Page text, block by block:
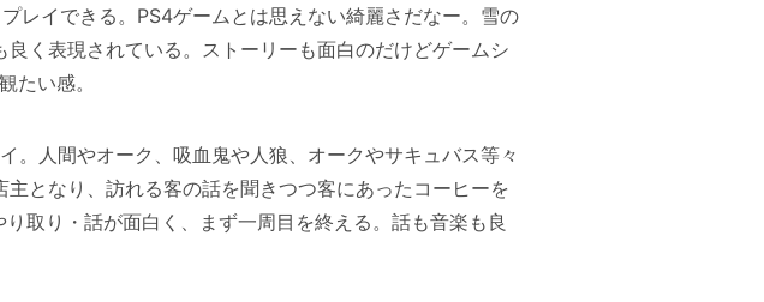
レイできる。PS4ゲームとは思えない綺麗さだなー。雪の
く表現されている。ストーリーも面白のだけどゲームシ
たい感。
。人間やオーク、吸血鬼や人狼、オークやサキュバス等々
となり、訪れる客の話を聞きつつ客にあったコーヒーを
取り・話が面白く、まず一周目を終える。話も音楽も良